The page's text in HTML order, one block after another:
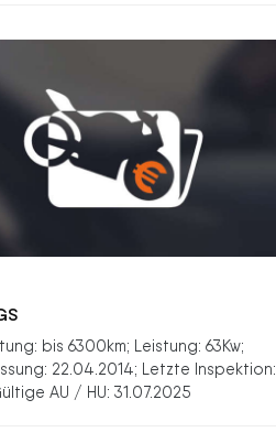
bis 6300km; Leistung: 63Kw;
22.04.2014; Letzte Inspektion:
AU / HU: 31.07.2025